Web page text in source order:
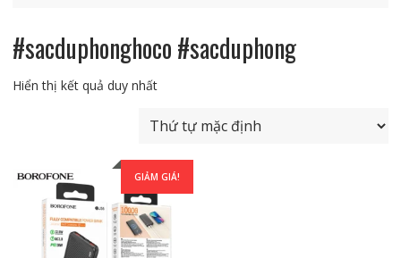
#sacduphonghoco #sacduphong
Hiển thị kết quả duy nhất
GIẢM GIÁ!